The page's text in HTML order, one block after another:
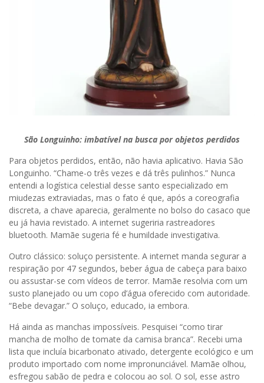
São Longuinho: imbatível na busca por objetos perdidos
Para objetos perdidos, então, não havia aplicativo. Havia São
Longuinho. “Chame-o três vezes e dá três pulinhos.” Nunca
entendi a logística celestial desse santo especializado em
miudezas extraviadas, mas o fato é que, após a coreografia
discreta, a chave aparecia, geralmente no bolso do casaco que
eu já havia revistado. A internet sugeriria rastreadores
bluetooth. Mamãe sugeria fé e humildade investigativa.
Outro clássico: soluço persistente. A internet manda segurar a
respiração por 47 segundos, beber água de cabeça para baixo
ou assustar-se com vídeos de terror. Mamãe resolvia com um
susto planejado ou um copo d’água oferecido com autoridade.
“Bebe devagar.” O soluço, educado, ia embora.
Há ainda as manchas impossíveis. Pesquisei “como tirar
mancha de molho de tomate da camisa branca”. Recebi uma
lista que incluía bicarbonato ativado, detergente ecológico e um
produto importado com nome impronunciável. Mamãe olhou,
esfregou sabão de pedra e colocou ao sol. O sol, esse astro